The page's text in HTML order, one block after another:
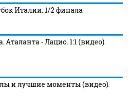
Италии. 1/2 финала
- Лацио. 1:1 (видео).
и лучшие моменты (видео).